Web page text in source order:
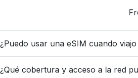
¿Puedo usar una eSIM cuando
¿Qué cobertura y acceso a la red